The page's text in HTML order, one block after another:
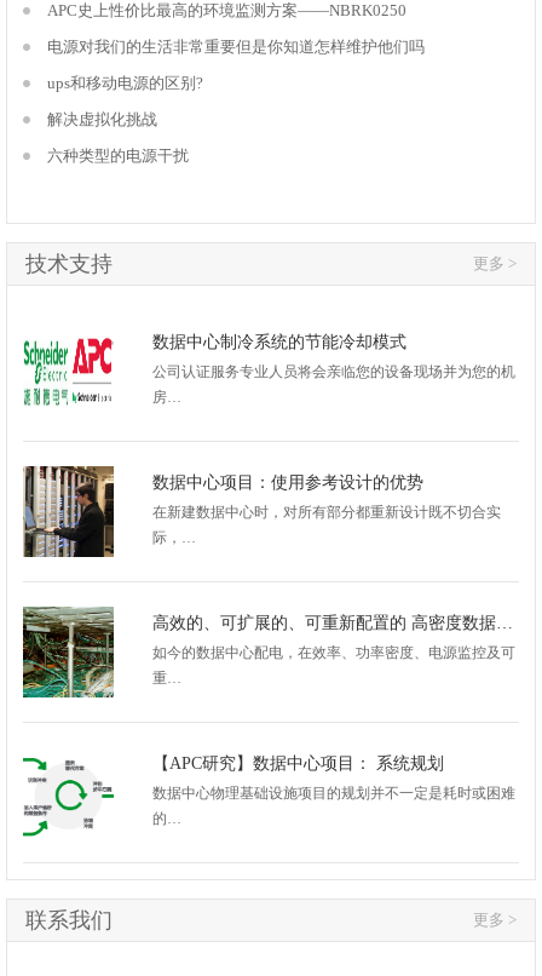
APC史上性价比最高的环境监测方案——NBRK0250
电源对我们的生活非常重要但是你知道怎样维护他们吗
ups和移动电源的区别?
解决虚拟化挑战
六种类型的电源干扰
更多 >
技术支持
数据中心制冷系统的节能冷却模式
公司认证服务专业人员将会亲临您的设备现场并为您的机
房…
数据中心项目：使用参考设计的优势
在新建数据中心时，对所有部分都重新设计既不切合实
际，…
高效的、可扩展的、可重新配置的 高密度数据中心配电架构
如今的数据中心配电，在效率、功率密度、电源监控及可
重…
【APC研究】数据中心项目： 系统规划
数据中心物理基础设施项目的规划并不一定是耗时或困难
的…
更多 >
联系我们